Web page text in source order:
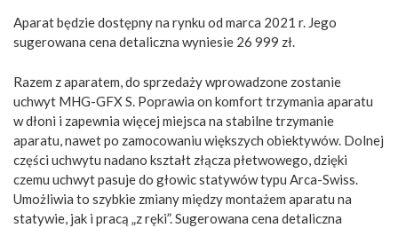
Aparat będzie dostępny na rynku od marca 2021 r. Jego
sugerowana cena detaliczna wyniesie 26 999 zł.
Razem z aparatem, do sprzedaży wprowadzone zostanie
uchwyt MHG-GFX S. Poprawia on komfort trzymania aparatu
w dłoni i zapewnia więcej miejsca na stabilne trzymanie
aparatu, nawet po zamocowaniu większych obiektywów. Dolnej
części uchwytu nadano kształt złącza płetwowego, dzięki
czemu uchwyt pasuje do głowic statywów typu Arca-Swiss.
Umożliwia to szybkie zmiany między montażem aparatu na
statywie, jak i pracą „z ręki”. Sugerowana cena detaliczna